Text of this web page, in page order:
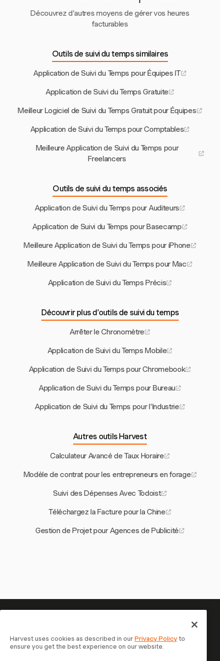
Découvrez d'autres moyens de gérer vos heures
facturables
Outils de suivi du temps similaires
Application de Suivi du Temps pour Équipes IT
Application de Suivi du Temps Gratuite
Meilleur Logiciel de Suivi du Temps Gratuit pour Équipes
Application de Suivi du Temps pour Comptables
Meilleure Application de Suivi du Temps pour
Freelancers
Outils de suivi du temps associés
Application de Suivi du Temps pour Auditeurs
Application de Suivi du Temps pour Basecamp
Meilleure Application de Suivi du Temps pour iPhone
Meilleure Application de Suivi du Temps pour Mac
Application de Suivi du Temps Précis
Découvrir plus d’outils de suivi du temps
Arrêter le Chronomètre
Application de Suivi du Temps Mobile
Application de Suivi du Temps pour Chromebook
Application de Suivi du Temps pour Bureau
Application de Suivi du Temps pour l'Industrie
Autres outils Harvest
Calculateur Avancé de Taux Horaire
Modèle de contrat pour les entrepreneurs en forage
Suivi des Dépenses Avec Todoist
Téléchargez la Facture pour la Chine
Gestion de Projet pour Agences de Publicité
Votre temps mérite d'être suivi
— commencez maintenant
Rejoignez plus de 70 000 entreprises qui suivent leur
Harvest uses cookies as described in ourPrivacy Policyto
ensure you get the best experience on our website.